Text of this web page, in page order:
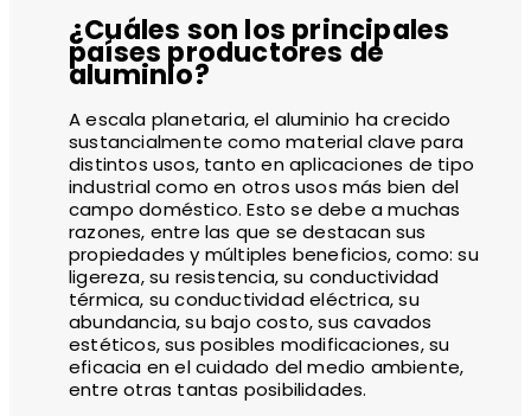
¿Cuáles son los principales
países productores de
aluminio?
A escala planetaria, el aluminio ha crecido
sustancialmente como material clave para
distintos usos, tanto en aplicaciones de tipo
industrial como en otros usos más bien del
campo doméstico. Esto se debe a muchas
razones, entre las que se destacan sus
propiedades y múltiples beneficios, como: su
ligereza, su resistencia, su conductividad
térmica, su conductividad eléctrica, su
abundancia, su bajo costo, sus cavados
estéticos, sus posibles modificaciones, su
eficacia en el cuidado del medio ambiente,
entre otras tantas posibilidades.